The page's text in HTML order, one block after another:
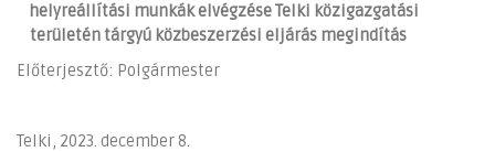
helyreállítási munkák elvégzése Telki közigazgatási
területén tárgyú közbeszerzési eljárás megindítás
Előterjesztő: Polgármester
Telki, 2023. december 8.